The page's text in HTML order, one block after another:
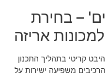
– בחירת
אריזה
קריטי בתהליך התכנון
הרכיבים משפיעה ישירות על